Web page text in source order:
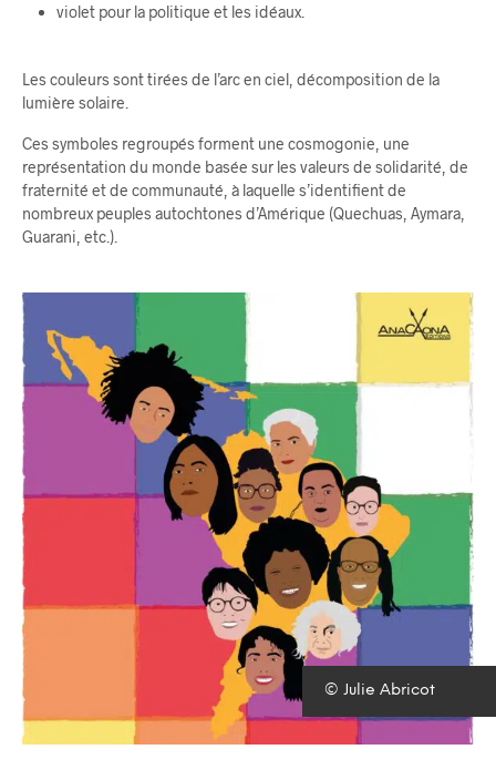
violet pour la politique et les idéaux.
Les couleurs sont tirées de l’arc en ciel, décomposition de la
lumière solaire.
Ces symboles regroupés forment une cosmogonie, une
représentation du monde basée sur les valeurs de solidarité, de
fraternité et de communauté, à laquelle s’identifient de
nombreux peuples autochtones d’Amérique (Quechuas, Aymara,
Guarani, etc.).
© Julie Abricot